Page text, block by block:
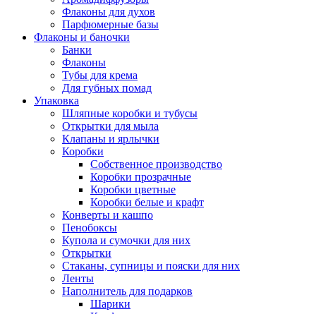
Флаконы для духов
Парфюмерные базы
Флаконы и баночки
Банки
Флаконы
Тубы для крема
Для губных помад
Упаковка
Шляпные коробки и тубусы
Открытки для мыла
Клапаны и ярлычки
Коробки
Собственное производство
Коробки прозрачные
Коробки цветные
Коробки белые и крафт
Конверты и кашпо
Пенобоксы
Купола и сумочки для них
Открытки
Стаканы, супницы и пояски для них
Ленты
Наполнитель для подарков
Шарики